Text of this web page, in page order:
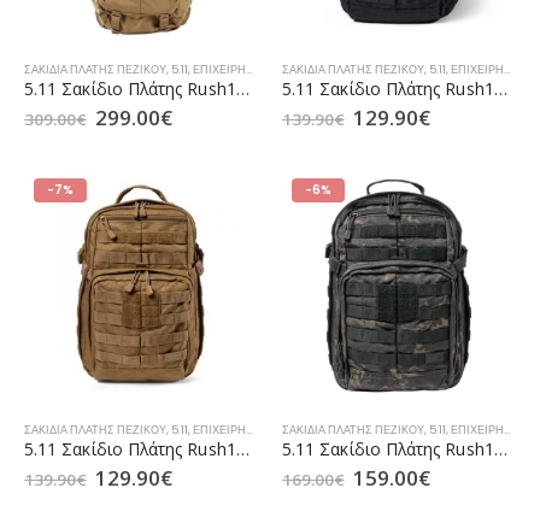
ΣΑΚΊΔΙΑ ΠΛΆΤΗΣ ΠΕΖΙΚΟΎ, 5.11,ΕΠΙΧΕΙΡΗΣΙΑΚΆ ΣΑΚΊΔΙΑ TACTICAL ,ΣΑΚΊΔΙΑ / ΣΑΚ ΒΟΥΑΓΙΆΖ
5.11 Σακίδιο Πλάτης Rush100 60lt Kangaroo (56555)
309.00€ 299.00€
ΣΑΚΊΔΙΑ ΠΛΆΤΗΣ ΠΕΖΙΚΟΎ, 5.11,ΕΠΙΧΕΙΡΗΣΙΑΚΆ ΣΑΚΊΔΙΑ TACTICAL
5.11 Σακίδιο Πλάτης Rush12 2.0 24lt Black (56561)
139.90€ 129.90€
-7%
ΣΑΚΊΔΙΑ ΠΛΆΤΗΣ ΠΕΖΙΚΟΎ, 5.11,ΕΠΙΧΕΙΡΗΣΙΑΚΆ ΣΑΚΊΔΙΑ TACTICAL ,ΣΑΚΊΔΙΑ / ΣΑΚ ΒΟΥΑΓΙΆΖ
5.11 Σακίδιο Πλάτης Rush12 2.0 24lt Kangaroo (56561)
139.90€ 129.90€
-6%
ΣΑΚΊΔΙΑ ΠΛΆΤΗΣ ΠΕΖΙΚΟΎ, 5.11,ΕΠΙΧΕΙΡΗΣΙΑΚΆ ΣΑΚΊΔΙΑ TACTICAL
5.11 Σακίδιο Πλάτης Rush12 2.0 24lt Black Multicam (56562)
169.00€ 159.00€